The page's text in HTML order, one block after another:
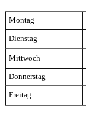
Montag
Dienstag
Mittwoch
Donnerstag
Freitag